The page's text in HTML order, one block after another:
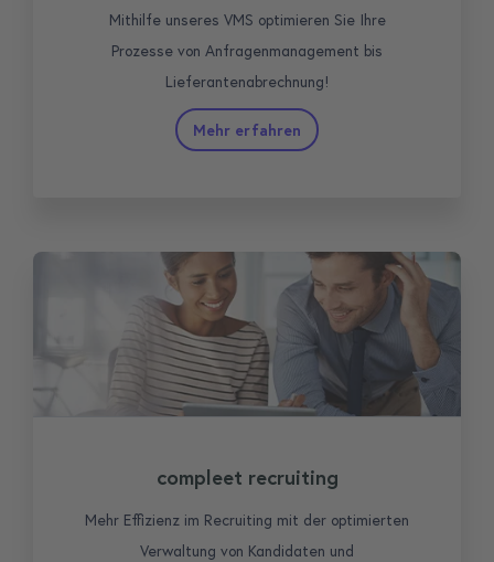
Mithilfe unseres VMS optimieren Sie Ihre
Prozesse von Anfragenmanagement bis
Lieferantenabrechnung!
Mehr erfahren
compleet recruiting
Mehr Effizienz im Recruiting mit der optimierten
Verwaltung von Kandidaten und